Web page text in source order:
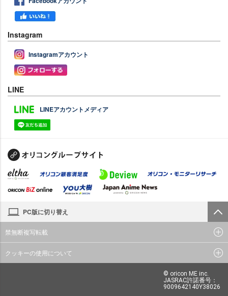
Instagram
Instagramアカウント
LINE
LINEアカウントメディア
PC版に切り替え
禁無断複写転載
クッキーの使用について
© oricon ME inc.
JASRAC許諾番号：
9009642140Y38026